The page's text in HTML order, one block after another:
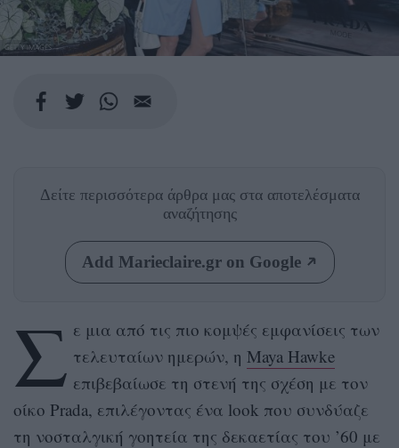
GETTY IMAGES
Δείτε περισσότερα άρθρα μας στα αποτελέσματα
αναζήτησης
Add Marieclaire.gr on Google
Σ ε μια από τις πιο κομψές εμφανίσεις των
τελευταίων ημερών, η Maya Hawke
επιβεβαίωσε τη στενή της σχέση με τον
οίκο Prada, επιλέγοντας ένα look που συνδύαζε
τη νοσταλγική γοητεία της δεκαετίας του ’60 με